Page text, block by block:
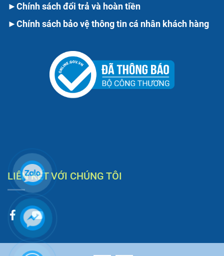
►Chính sách đổi trả và hoàn tiền
►Chính sách bảo vệ thông tin cá nhân khách hàng
LIÊN KẾT VỚI CHÚNG TÔI